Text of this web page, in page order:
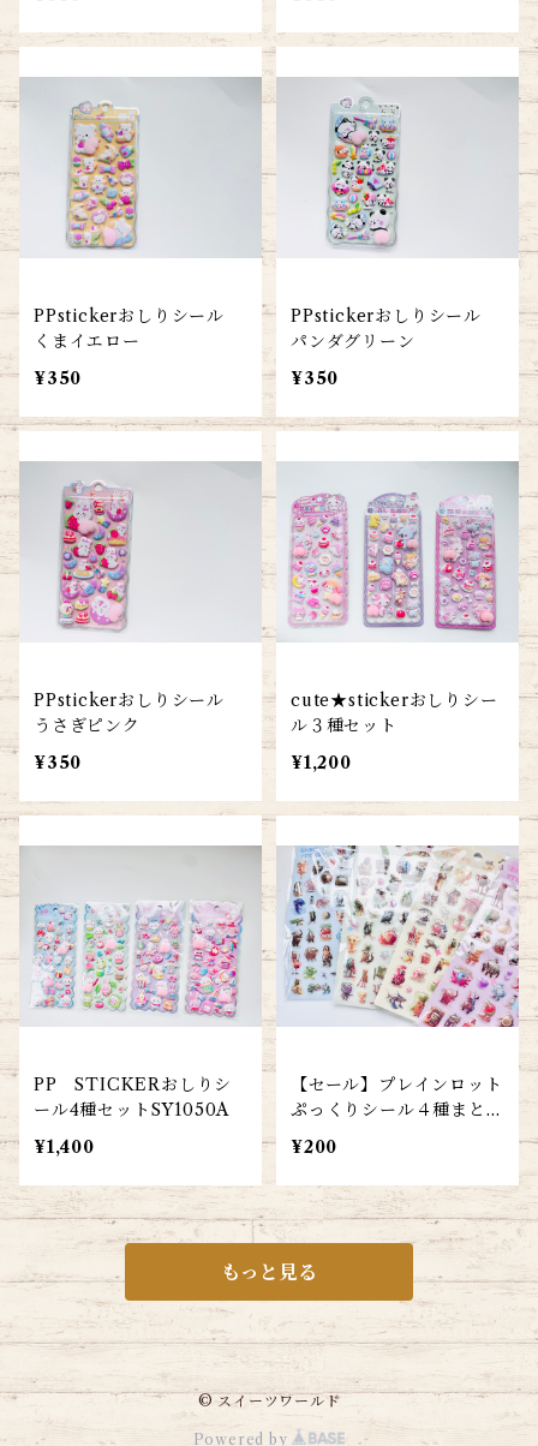
PPstickerおしりシール
くまイエロー
¥350
PPstickerおしりシール
パンダグリーン
¥350
PPstickerおしりシール
うさぎピンク
¥350
cute★stickerおしりシー
ル３種セット
¥1,200
PP STICKERおしりシ
ール4種セットSY1050A
¥1,400
【セール】プレインロット
ぷっくりシール４種まとめ
て
¥200
もっと見る
© スイーツワールド
Powered by